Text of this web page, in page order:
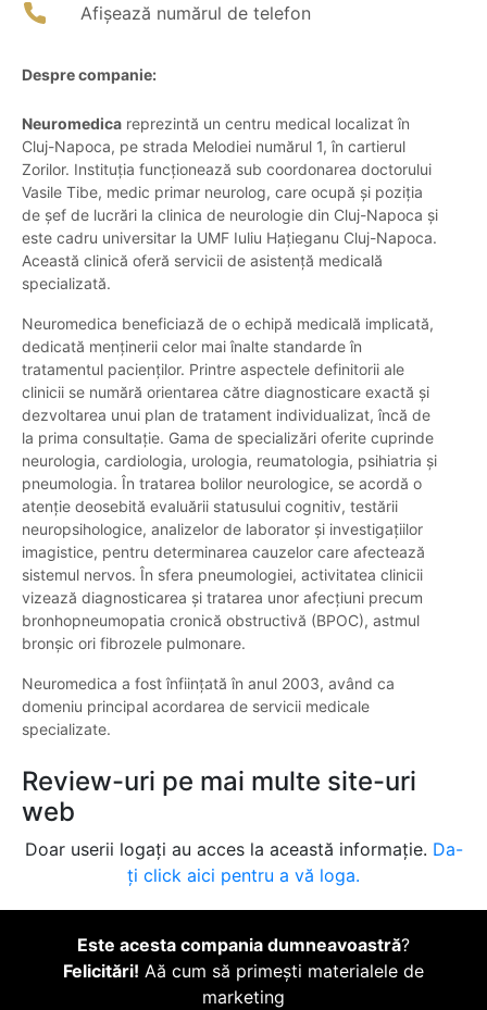
Afișează numărul de telefon
Despre companie:
Neuromedica reprezintă un centru medical localizat în
Cluj-Napoca, pe strada Melodiei numărul 1, în cartierul
Zorilor. Instituția funcționează sub coordonarea doctorului
Vasile Tibe, medic primar neurolog, care ocupă și poziția
de șef de lucrări la clinica de neurologie din Cluj-Napoca și
este cadru universitar la UMF Iuliu Hațieganu Cluj-Napoca.
Această clinică oferă servicii de asistență medicală
specializată.
Neuromedica beneficiază de o echipă medicală implicată,
dedicată menținerii celor mai înalte standarde în
tratamentul pacienților. Printre aspectele definitorii ale
clinicii se numără orientarea către diagnosticare exactă și
dezvoltarea unui plan de tratament individualizat, încă de
la prima consultație. Gama de specializări oferite cuprinde
neurologia, cardiologia, urologia, reumatologia, psihiatria și
pneumologia. În tratarea bolilor neurologice, se acordă o
atenție deosebită evaluării statusului cognitiv, testării
neuropsihologice, analizelor de laborator și investigațiilor
imagistice, pentru determinarea cauzelor care afectează
sistemul nervos. În sfera pneumologiei, activitatea clinicii
vizează diagnosticarea și tratarea unor afecțiuni precum
bronhopneumopatia cronică obstructivă (BPOC), astmul
bronșic ori fibrozele pulmonare.
Neuromedica a fost înființată în anul 2003, având ca
domeniu principal acordarea de servicii medicale
specializate.
Review-uri pe mai multe site-uri
web
Doar userii logați au acces la această informație. Da-
ți click aici pentru a vă loga.
Este acesta compania dumneavoastră?
Felicitări! Aă cum să primești materialele de
marketing